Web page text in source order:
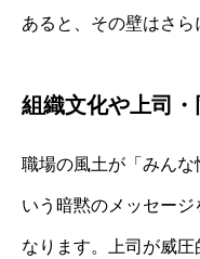
あると、その壁はさら
組織文化や上司
職場の風土が「みん
いう暗黙のメッセージ
なります。上司が威